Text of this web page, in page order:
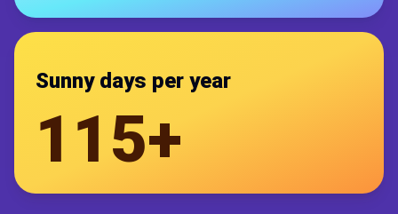
Sunny days per year
115+